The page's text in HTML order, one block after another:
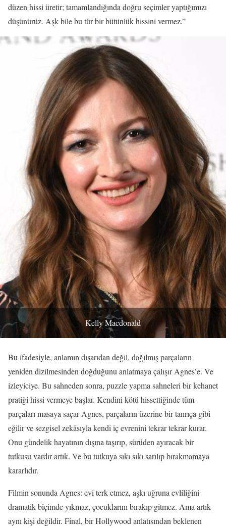
düzen hissi üretir; tamamlandığında doğru seçimler yaptığımızı
düşünürüz. Aşk bile bu tür bir bütünlük hissini vermez.”
Kelly Macdonald
Bu ifadesiyle, anlamın dışarıdan değil, dağılmış parçaların
yeniden dizilmesinden doğduğunu anlatmaya çalışır Agnes’e. Ve
izleyiciye. Bu sahneden sonra, puzzle yapma sahneleri bir kehanet
pratiği hissi vermeye başlar. Kendini kötü hissettiğinde tüm
parçaları masaya saçar Agnes, parçaların üzerine bir tanrıça gibi
eğilir ve sezgisel zekâsıyla kendi iç evrenini tekrar tekrar kurar.
Onu gündelik hayatının dışına taşırıp, sürüden ayıracak bir
tutkusu vardır artık. Ve bu tutkuya sıkı sıkı sarılıp bırakmamaya
kararlıdır.
Filmin sonunda Agnes: evi terk etmez, aşkı uğruna evliliğini
dramatik biçimde yıkmaz, çocuklarını bırakıp gitmez. Ama artık
aynı kişi değildir. Final, bir Hollywood anlatısından beklenen